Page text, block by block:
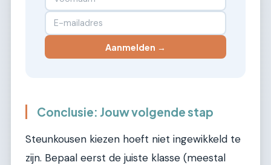
Aanmelden →
Conclusie: Jouw volgende stap
Steunkousen kiezen hoeft niet ingewikkeld te
zijn. Bepaal eerst de juiste klasse (meestal